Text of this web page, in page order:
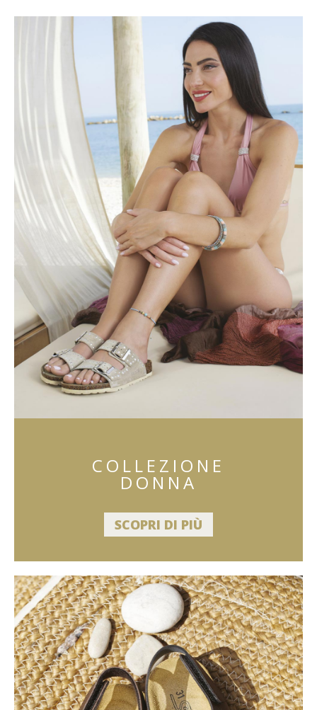
COLLEZIONE
DONNA
SCOPRI DI PIÙ